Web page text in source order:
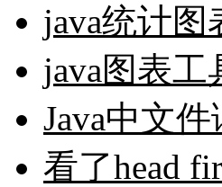
java统计图
java图表工
Java中文
看了head